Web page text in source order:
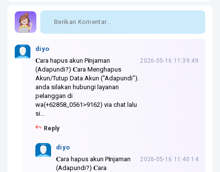
diyo
𝐂ara hapus akun P𝗶njaman
(Adapundi?) 𝐂ara Menghapus
Akun/Tutup Data Akun ("Adapundi").
anda silakan hubungi layanan
pelanggan di
wa(+62858_0561>9162) via chat lalu
si...
2026-05-16 11:39:49
Reply
diyo
𝐂ara hapus akun P𝗶njaman
(Adapundi?) 𝐂ara
2026-05-16 11:40:14